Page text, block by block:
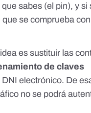
sabes (el pin), y si
se comprueba
es sustituir las
de claves
electrónico. De
no se podrá